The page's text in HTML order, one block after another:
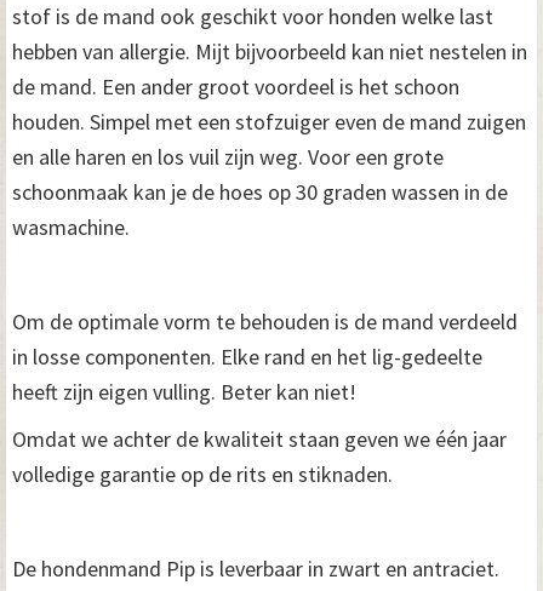
stof is de mand ook geschikt voor honden welke last
hebben van allergie. Mijt bijvoorbeeld kan niet nestelen in
de mand. Een ander groot voordeel is het schoon
houden. Simpel met een stofzuiger even de mand zuigen
en alle haren en los vuil zijn weg. Voor een grote
schoonmaak kan je de hoes op 30 graden wassen in de
wasmachine.
Om de optimale vorm te behouden is de mand verdeeld
in losse componenten. Elke rand en het lig-gedeelte
heeft zijn eigen vulling. Beter kan niet!
Omdat we achter de kwaliteit staan geven we één jaar
volledige garantie op de rits en stiknaden.
De hondenmand Pip is leverbaar in zwart en antraciet.